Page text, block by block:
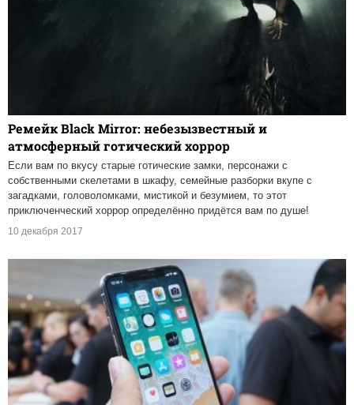
Ремейк Black Mirror: небезызвестный и
атмосферный готический хоррор
Если вам по вкусу старые готические замки, персонажи с
собственными скелетами в шкафу, семейные разборки вкупе с
загадками, головоломками, мистикой и безумием, то этот
приключенческий хоррор определённо придётся вам по душе!
10 декабря 2017